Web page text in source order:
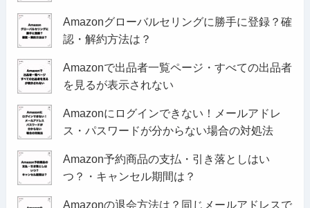
Amazonグローバルセリングに勝手に登録？確
認・解約方法は？
Amazonで出品者一覧ページ・すべての出品者
を見るが表示されない
Amazonにログインできない！メールアドレ
ス・パスワードが分からない場合の対処法
Amazon予約商品の支払・引き落としはい
つ？・キャンセル期間は？
Amazonの退会方法は？同じメールアドレスで